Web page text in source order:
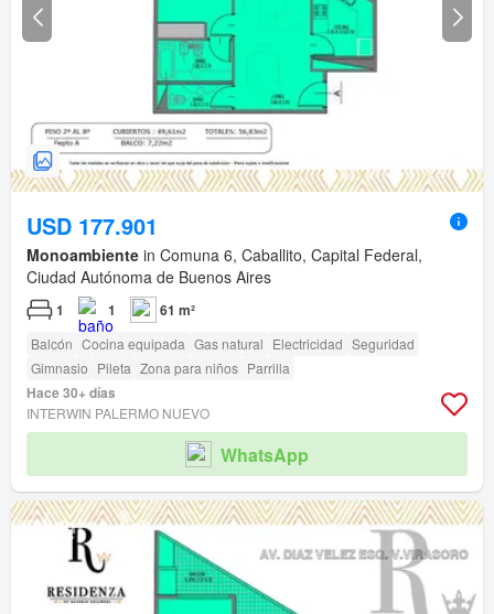
USD 177.901
Monoambiente in Comuna 6, Caballito, Capital Federal,
Ciudad Autónoma de Buenos Aires
1 1 61 m²
Balcón Cocina equipada Gas natural Electricidad Seguridad
Gimnasio Pileta Zona para niños Parrilla
Hace 30+ días
INTERWIN PALERMO NUEVO
WhatsApp